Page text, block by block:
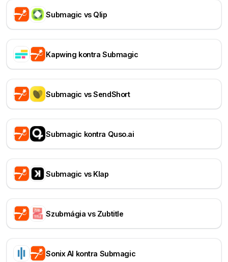
Submagic vs Qlip
Kapwing kontra Submagic
Submagic vs SendShort
Submagic kontra Quso.ai
Submagic vs Klap
Szubmágia vs Zubtitle
Sonix AI kontra Submagic